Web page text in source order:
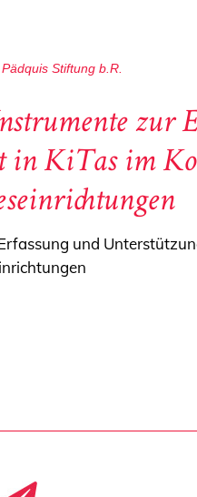
Pädquis Stiftung b.R.
zur
in KiTas im
und